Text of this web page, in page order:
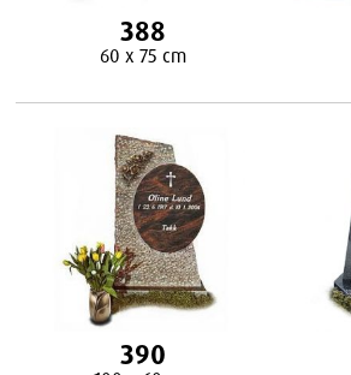
388
60 x 75 cm
390